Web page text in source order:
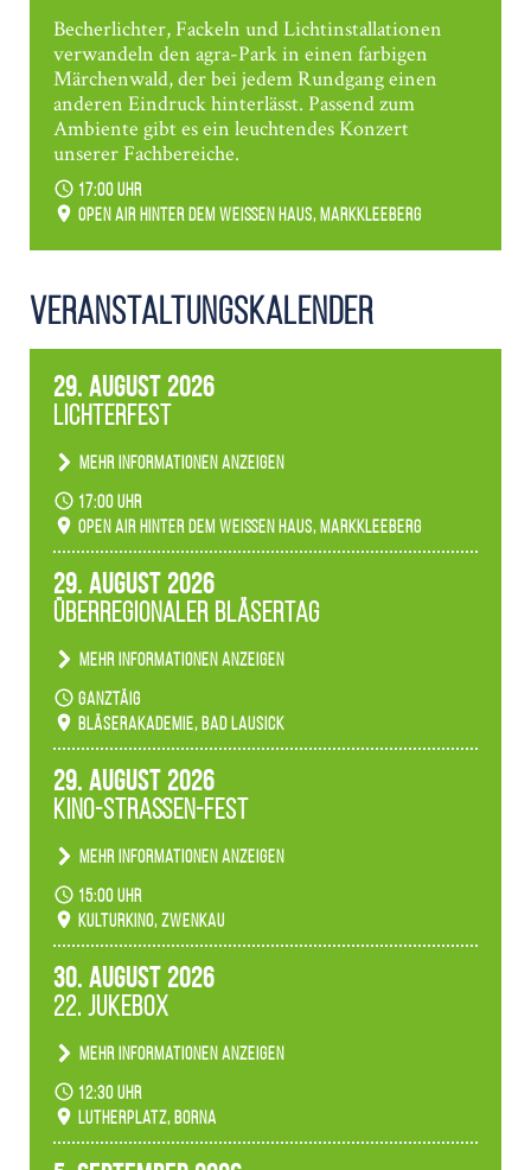
Becherlichter, Fackeln und Lichtinstallationen
verwandeln den agra-Park in einen farbigen
Märchenwald, der bei jedem Rundgang einen
anderen Eindruck hinterlässt. Passend zum
Ambiente gibt es ein leuchtendes Konzert
unserer Fachbereiche.
17:00 Uhr
Open Air hinter dem weißen Haus, Markkleeberg
Veranstaltungs­kalender
29. August 2026
Lichterfest
Mehr Informationen anzeigen
Becherlichter, Fackeln und Lichtinstallationen
verwandeln den agra-Park in einen farbigen
Märchenwald, der bei jedem Rundgang einen
Ambiente gibt es ein leuchtendes Konzert
unserer Fachbereiche.
17:00 Uhr
Open Air hinter dem weißen Haus, Markkleeberg
29. August 2026
Überregionaler Bläsertag
Mehr Informationen anzeigen
Teilnahme der Bläserklassen.
ganztäig
Bläserakademie, Bad Lausick
29. August 2026
Kino-Straßen-Fest
Mehr Informationen anzeigen
Konzert unserer Zwenkauer Schüler und
Schülerinnen zum Fest des Kulturkinos.
15:00 Uhr
Kulturkino, Zwenkau
30. August 2026
22. Jukebox
Mehr Informationen anzeigen
Anlässlicher der 775-Jahrfeier der Stadt Borna
spielen wir noch einmal unser aktuelles
Jukeboxprogramm zum Stadtfest.
12:30 Uhr
Lutherplatz, Borna